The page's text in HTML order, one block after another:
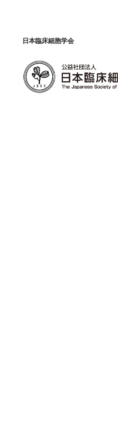
日本臨床細胞学会